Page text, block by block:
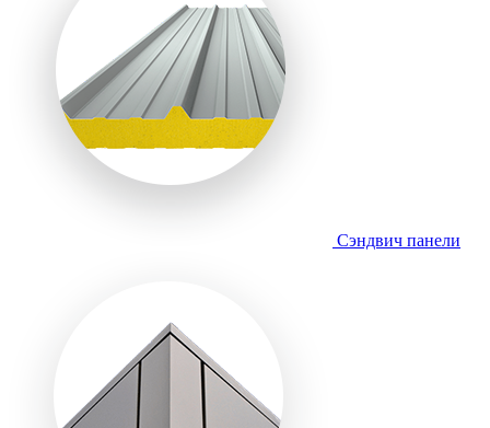
Сэндвич панели